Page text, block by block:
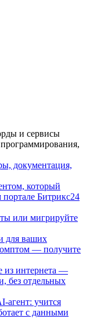
и сервисы
программирования,
документация,
который
Битрикс24
или мигрируйте
для ваших
— получите
из интернета —
без отдельных
агент: учится
с данными